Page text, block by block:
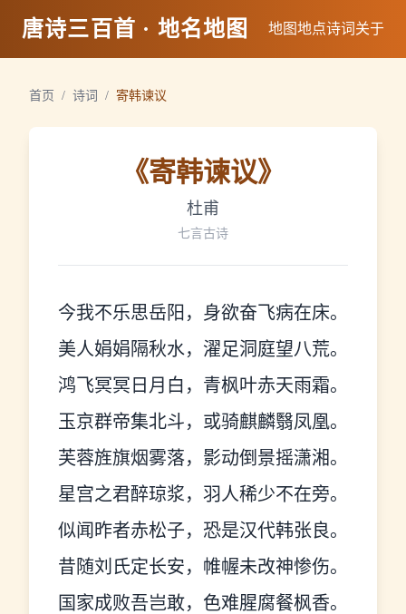
唐诗三百首 · 地名地图 地图地点诗词 关于
首页 / 诗词 / 寄韩谏议
《寄韩谏议》
杜甫
七言古诗
今我不乐思岳阳，身欲奋飞病在床。
美人娟娟隔秋水，濯足洞庭望八荒。
鸿飞冥冥日月白，青枫叶赤天雨霜。
玉京群帝集北斗，或骑麒麟翳凤凰。
芙蓉旌旗烟雾落，影动倒景摇潇湘。
星宫之君醉琼浆，羽人稀少不在旁。
似闻昨者赤松子，恐是汉代韩张良。
昔随刘氏定长安，帷幄未改神惨伤。
国家成败吾岂敢，色难腥腐餐枫香。